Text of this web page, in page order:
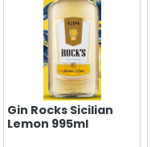
Gin Rocks Sicilian
Lemon 995ml